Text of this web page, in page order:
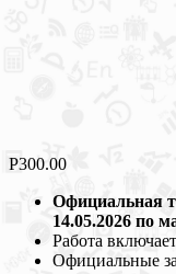
Р300.00
Официальная
14.05.2026 по
Работа
Официальные